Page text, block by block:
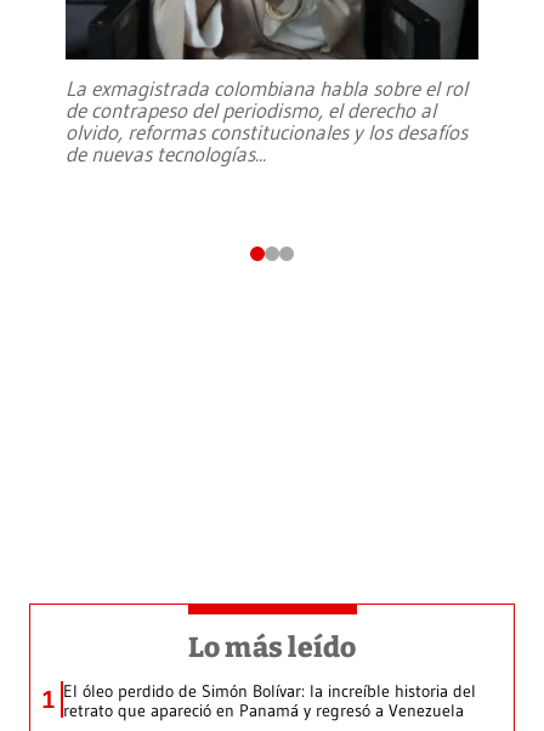
La exmagistrada colombiana habla sobre el rol
de contrapeso del periodismo, el derecho al
olvido, reformas constitucionales y los desafíos
de nuevas tecnologías...
Lo más leído
1 El óleo perdido de Simón Bolívar: la increíble historia del
retrato que apareció en Panamá y regresó a Venezuela